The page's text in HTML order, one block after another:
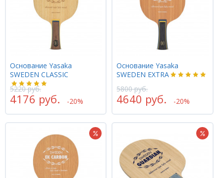
Основание Yasaka
SWEDEN CLASSIC
5220 руб.
4176 руб. -20%
Основание Yasaka
SWEDEN EXTRA
5800 руб.
4640 руб. -20%